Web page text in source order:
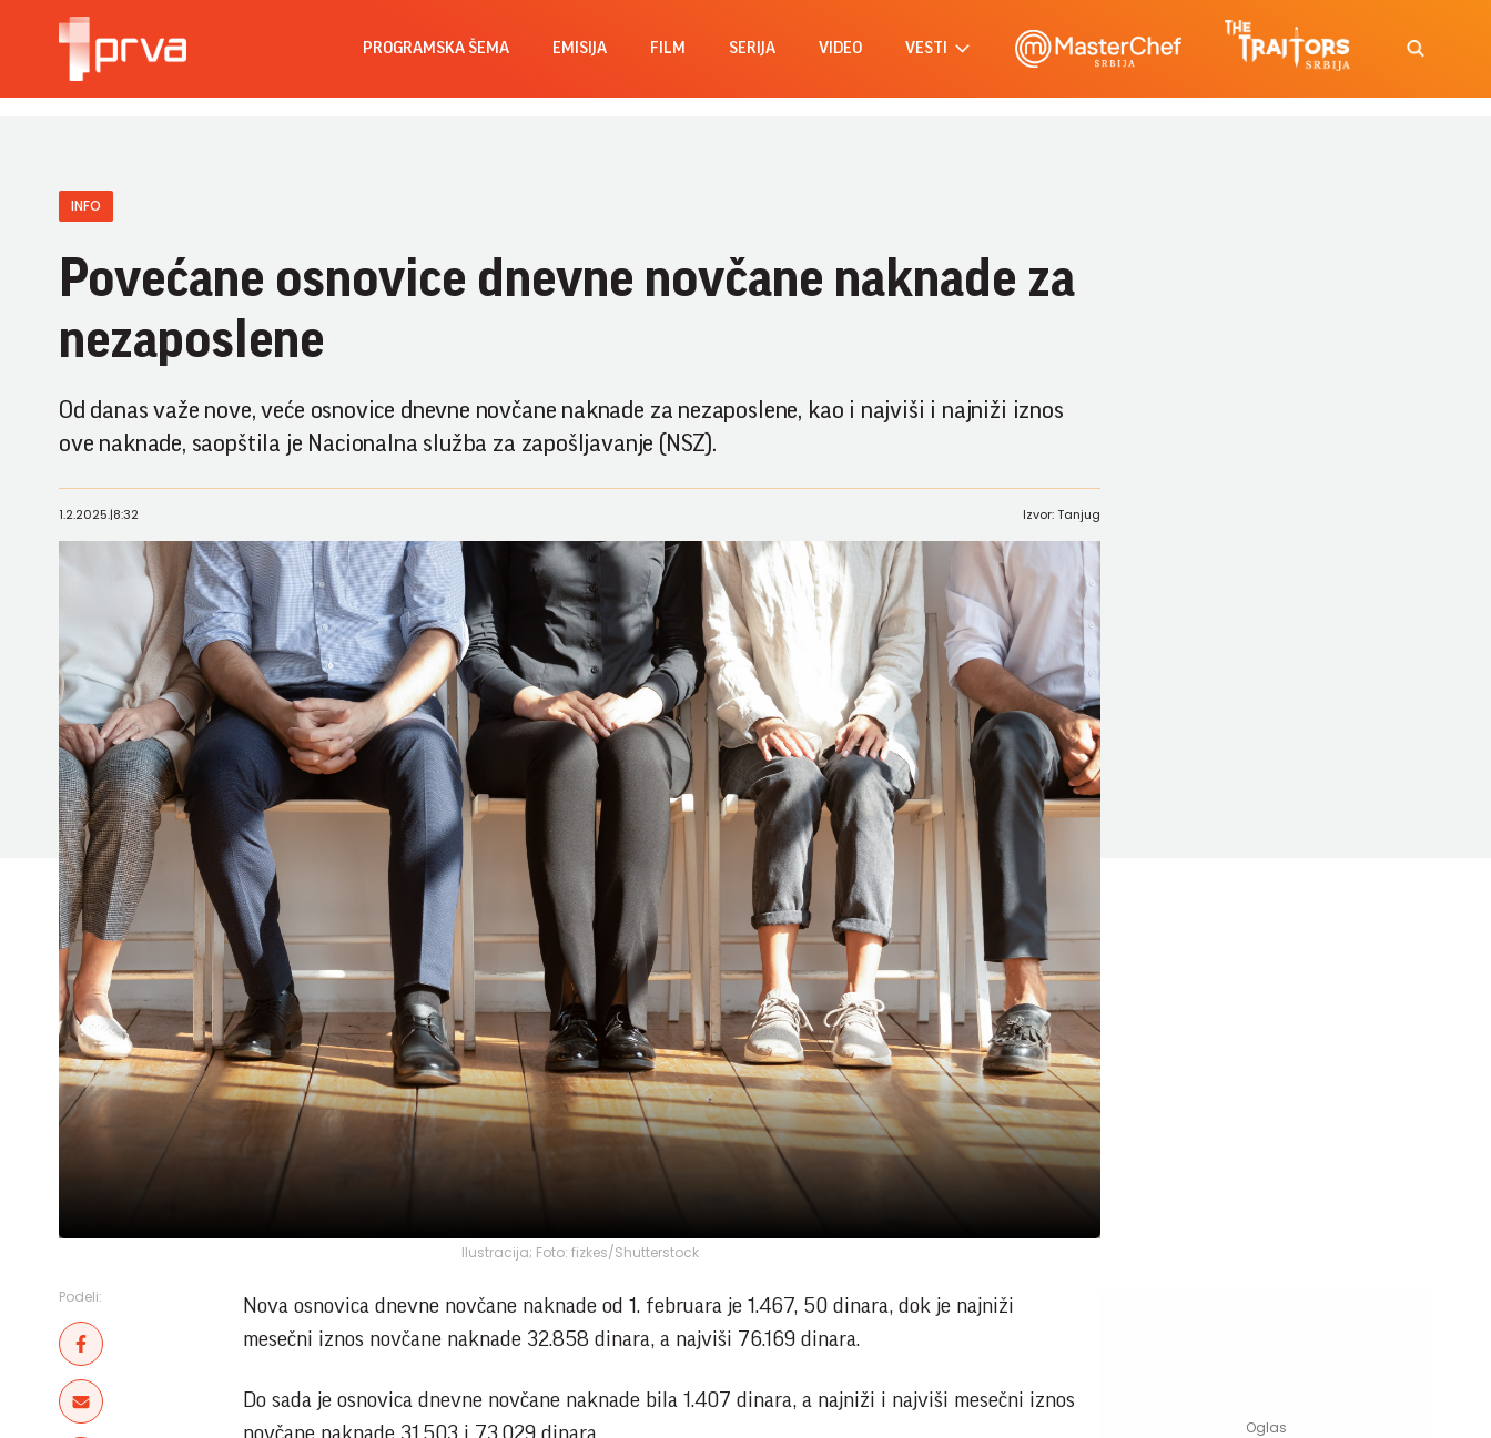
PROGRAMSKA ŠEMA EMISIJA FILM SERIJA VIDEO VESTI
INFO
Povećane osnovice dnevne novčane naknade za
nezaposlene
Od danas važe nove, veće osnovice dnevne novčane naknade za nezaposlene, kao i najviši i najniži iznos
ove naknade, saopštila je Nacionalna služba za zapošljavanje (NSZ).
Ilustracija; Foto: fizkes/Shutterstock
1.2.2025.|8:32 Izvor: Tanjug
Podeli:
Nova osnovica dnevne novčane naknade od 1. februara je 1.467, 50 dinara, dok je najniži
mesečni iznos novčane naknade 32.858 dinara, a najviši 76.169 dinara.
Do sada je osnovica dnevne novčane naknade bila 1.407 dinara, a najniži i najviši mesečni iznos